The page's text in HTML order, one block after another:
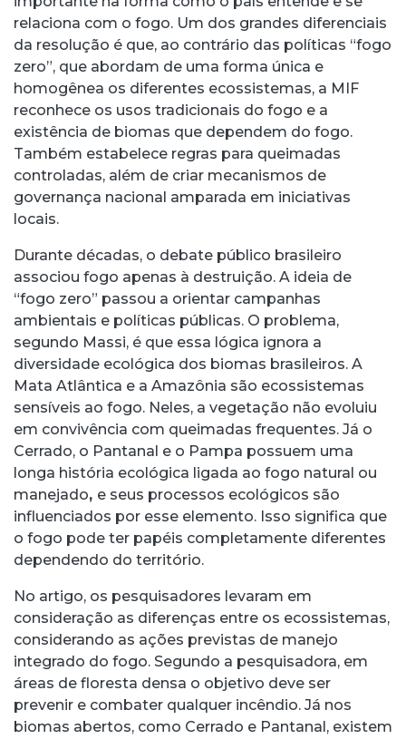
relaciona com o fogo. Um dos grandes diferenciais
da resolução é que, ao contrário das políticas “fogo
zero”, que abordam de uma forma única e
homogênea os diferentes ecossistemas, a MIF
reconhece os usos tradicionais do fogo e a
existência de biomas que dependem do fogo.
Também estabelece regras para queimadas
controladas, além de criar mecanismos de
governança nacional amparada em iniciativas
locais.
Durante décadas, o debate público brasileiro
associou fogo apenas à destruição. A ideia de
“fogo zero” passou a orientar campanhas
ambientais e políticas públicas. O problema,
segundo Massi, é que essa lógica ignora a
diversidade ecológica dos biomas brasileiros. A
Mata Atlântica e a Amazônia são ecossistemas
sensíveis ao fogo. Neles, a vegetação não evoluiu
em convivência com queimadas frequentes. Já o
Cerrado, o Pantanal e o Pampa possuem uma
longa história ecológica ligada ao fogo natural ou
manejado, e seus processos ecológicos são
influenciados por esse elemento. Isso significa que
o fogo pode ter papéis completamente diferentes
dependendo do território.
No artigo, os pesquisadores levaram em
consideração as diferenças entre os ecossistemas,
considerando as ações previstas de manejo
integrado do fogo. Segundo a pesquisadora, em
áreas de floresta densa o objetivo deve ser
prevenir e combater qualquer incêndio. Já nos
biomas abertos, como Cerrado e Pantanal, existem